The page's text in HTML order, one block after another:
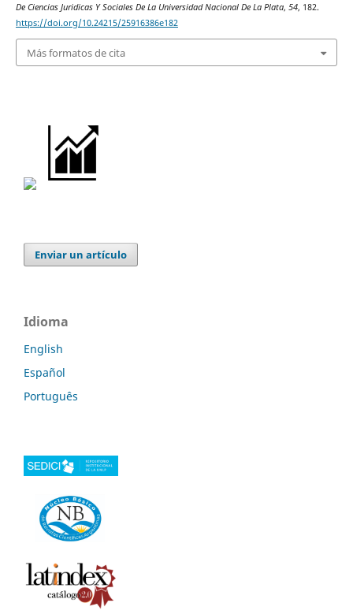
De Ciencias Juridicas Y Sociales De La Universidad Nacional De La Plata, 54, 182.
https://doi.org/10.24215/25916386e182
Más formatos de cita
Enviar un artículo
Idioma
English
Español
Português